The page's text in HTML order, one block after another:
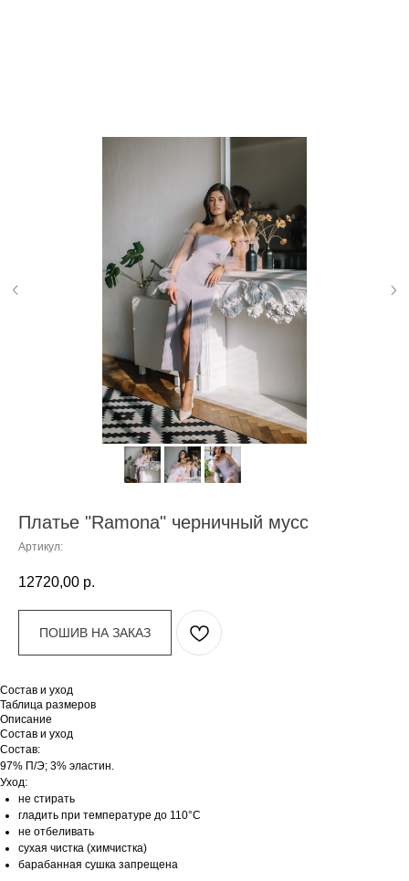
Платье "Ramona" черничный мусс
Артикул:
12720,00 р.
ПОШИВ НА ЗАКАЗ
Состав и уход
Таблица размеров
Описание
Состав и уход
Состав:
97% П/Э; 3% эластин.
Уход:
не стирать
гладить при температуре до 110°C
не отбеливать
сухая чистка (химчистка)
барабанная сушка запрещена